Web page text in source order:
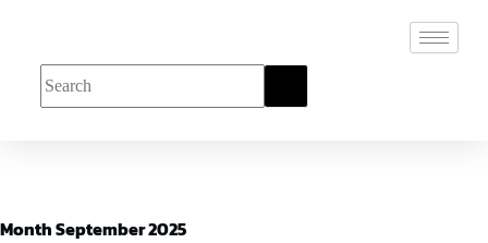
MonthSeptember 2025